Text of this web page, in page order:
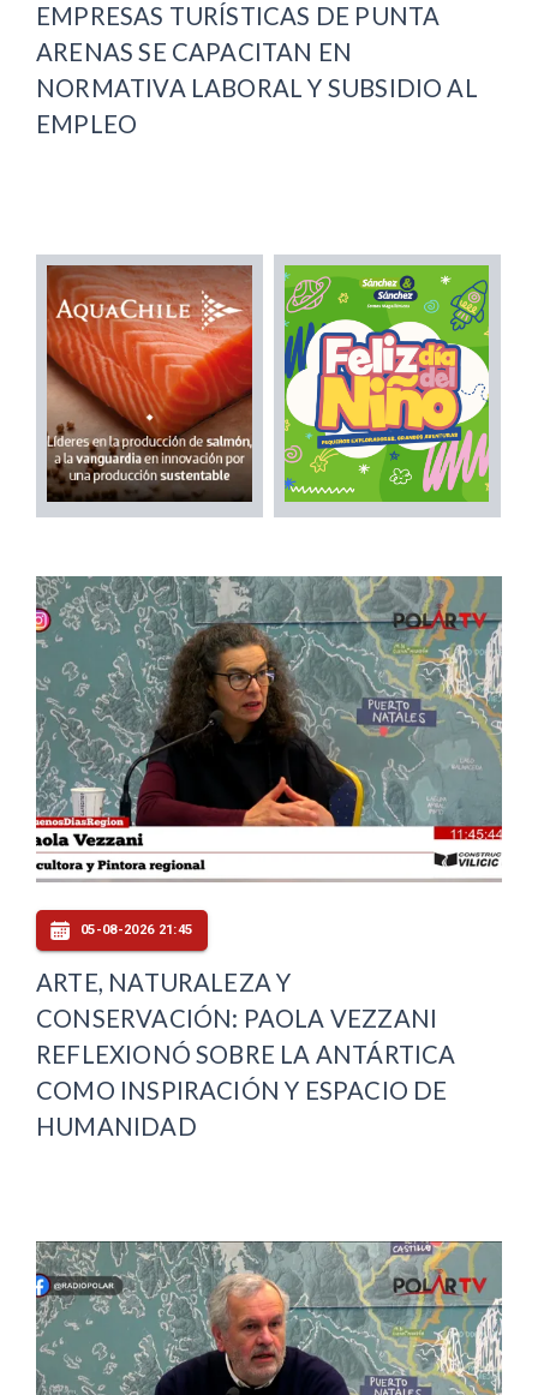
EMPRESAS TURÍSTICAS DE PUNTA
ARENAS SE CAPACITAN EN
NORMATIVA LABORAL Y SUBSIDIO AL
EMPLEO
05-08-2026 21:45
ARTE, NATURALEZA Y
CONSERVACIÓN: PAOLA VEZZANI
REFLEXIONÓ SOBRE LA ANTÁRTICA
COMO INSPIRACIÓN Y ESPACIO DE
HUMANIDAD